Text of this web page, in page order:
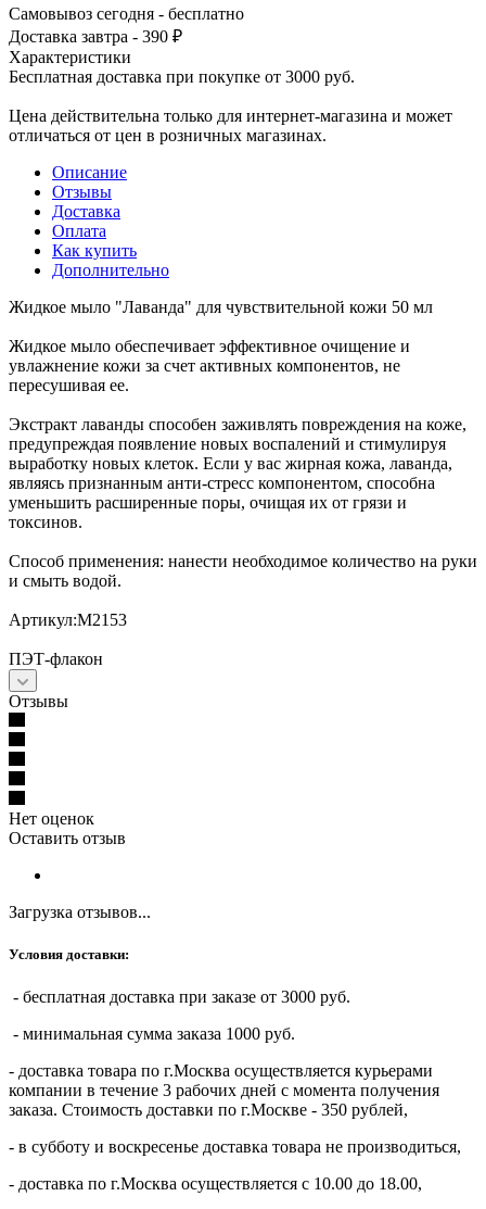
Самовывоз сегодня - бесплатно
Доставка завтра - 390 ₽
Характеристики
Бесплатная доставка при покупке от 3000 руб.
Цена действительна только для интернет-магазина и может
отличаться от цен в розничных магазинах.
Описание
Отзывы
Доставка
Оплата
Как купить
Дополнительно
Жидкое мыло "Лаванда" для чувствительной кожи 50 мл
Жидкое мыло обеспечивает эффективное очищение и
увлажнение кожи за счет активных компонентов, не
пересушивая ее.
Экстракт лаванды способен заживлять повреждения на коже,
предупреждая появление новых воспалений и стимулируя
выработку новых клеток. Если у вас жирная кожа, лаванда,
являясь признанным анти-стресс компонентом, способна
уменьшить расширенные поры, очищая их от грязи и
токсинов.
Способ применения: нанести необходимое количество на руки
и смыть водой.
Артикул:М2153
ПЭТ-флакон
Отзывы
Нет оценок
Оставить отзыв
Загрузка отзывов...
Условия доставки:
- бесплатная доставка при заказе от 3000 руб.
- минимальная сумма заказа 1000 руб.
- доставка товара по г.Москва осуществляется курьерами
компании в течение 3 рабочих дней с момента получения
заказа. Стоимость доставки по г.Москве - 350 рублей,
- в субботу и воскресенье доставка товара не производиться,
- доставка по г.Москва осуществляется с 10.00 до 18.00,